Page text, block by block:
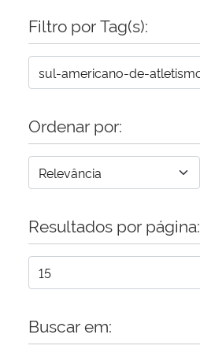
Secretaria-Geral
Secretaria de Governo
Gabinete de Segurança Institucional
Advocacia-Geral da União
Planalto
Filtro por Tag(s):
Ordenar por:
Resultados por página:
Buscar em: